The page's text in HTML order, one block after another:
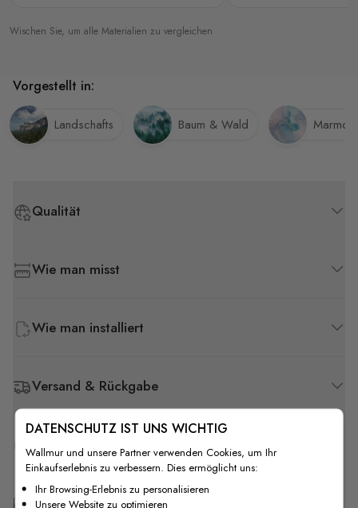
Wischen Sie, um alle Materialien zu vergleichen
Qualität
Wie man misst
Wie man installiert
Versand & Rückgabe
F.A.Q
Kostenlose Anpassung
Vorgestellt in:
Landschafts Baum & Wald Marmor
DATENSCHUTZ IST UNS WICHTIG
Wallmur und unsere Partner verwenden Cookies, um Ihr
Einkaufserlebnis zu verbessern. Dies ermöglicht uns:
Ihr Browsing-Erlebnis zu personalisieren
Unsere Website zu optimieren